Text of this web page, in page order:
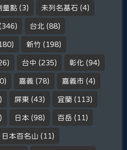
量點 (3) 未列名基石 (4)
台北 (88)
新竹 (198)
台中 (235) 彰化 (94)
嘉義 (78) 嘉義市 (4)
屏東 (43) 宜蘭 (113)
日本 (98) 百岳 (11)
日本百名山 (11)